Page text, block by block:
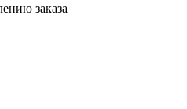
заказа